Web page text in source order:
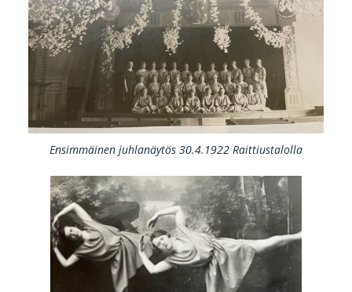
Ensimmäinen juhlanäytös 30.4.1922 Raittiustalolla